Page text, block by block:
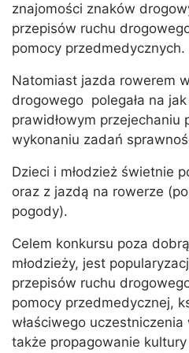
znajomości znaków
przepisów ruchu
pomocy przedmedycznych.
Natomiast jazda rowerem
drogowego polegała na
prawidłowym przejechaniu
wykonaniu zadań
Dzieci i młodzież świetnie
oraz z jazdą na rowerze
pogody).
Celem konkursu poza
młodzieży, jest
przepisów ruchu
pomocy przedmedycznej,
właściwego
także propagowanie